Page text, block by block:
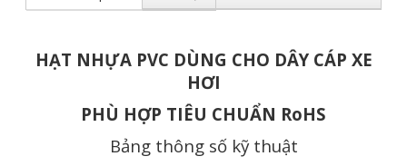
HẠT NHỰA PVC DÙNG CHO DÂY CÁP XE
HƠI
PHÙ HỢP TIÊU CHUẨN RoHS
Bảng thông số kỹ thuật